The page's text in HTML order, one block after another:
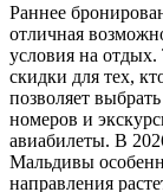
Раннее
отличная
условия на отдых.
скидки для тех,
позволяет
номеров и
авиабилеты. В
Мальдивы
направления